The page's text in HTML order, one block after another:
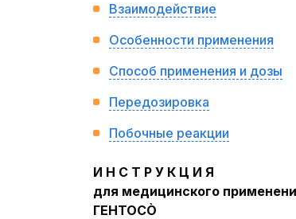
Взаимодействие
Особенности применения
Способ применения и дозы
Передозировка
Побочные реакции
И Н С Т Р У К Ц И Я
для медицинского
ГЕНТОСÒ